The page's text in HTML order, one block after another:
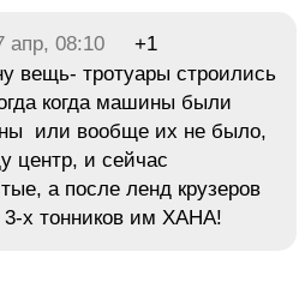
апр, 08:10
+1
вещь- тротуары строились
когда машины были
или вообще их не было,
центр, и сейчас
а после ленд крузеров
3-х тонников им ХАНА!